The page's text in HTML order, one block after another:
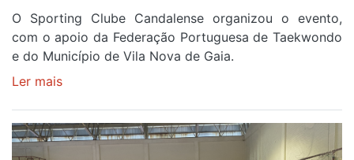
O Sporting Clube Candalense organizou o evento,
com o apoio da Federação Portuguesa de Taekwondo
e do Município de Vila Nova de Gaia.
Ler mais
DE